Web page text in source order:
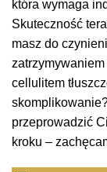
która wymaga
Skuteczność
masz do
cellulitem
przeprowadzić
kroku –